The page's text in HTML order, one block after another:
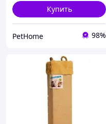
Купить
PetHome 98%